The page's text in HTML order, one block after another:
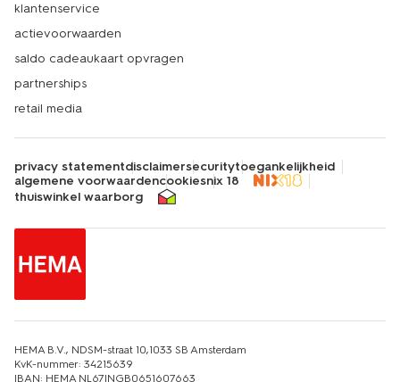
klantenservice
actievoorwaarden
saldo cadeaukaart opvragen
partnerships
retail media
privacy statementdisclaimersecuritytoegankelijkheid
algemene voorwaardencookiesnix 18
thuiswinkel waarborg
HEMA B.V., NDSM-straat 10,1033 SB Amsterdam
KvK-nummer: 34215639
IBAN: HEMA NL67INGB0651607663